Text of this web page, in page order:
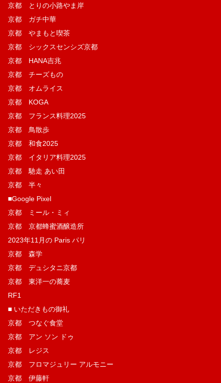
京都 とりの小路やま岸
京都 ガチ中華
京都 やまもと喫茶
京都 シックスセンシズ京都
京都 HANA吉兆
京都 チーズもの
京都 オムライス
京都 KOGA
京都 フランス料理2025
京都 鳥散歩
京都 和食2025
京都 イタリア料理2025
京都 馳走 あい田
京都 半々
■Google Pixel
京都 ミール・ミィ
京都 京都蜂蜜酒醸造所
2023年11月の Paris パリ
京都 森学
京都 デュシタニ京都
京都 東洋一の蕎麦
RF1
■ いただきもの御礼
京都 つなぐ食堂
京都 アン ソン ドゥ
京都 レジス
京都 フロマジュリー アルモニー
京都 伊藤軒